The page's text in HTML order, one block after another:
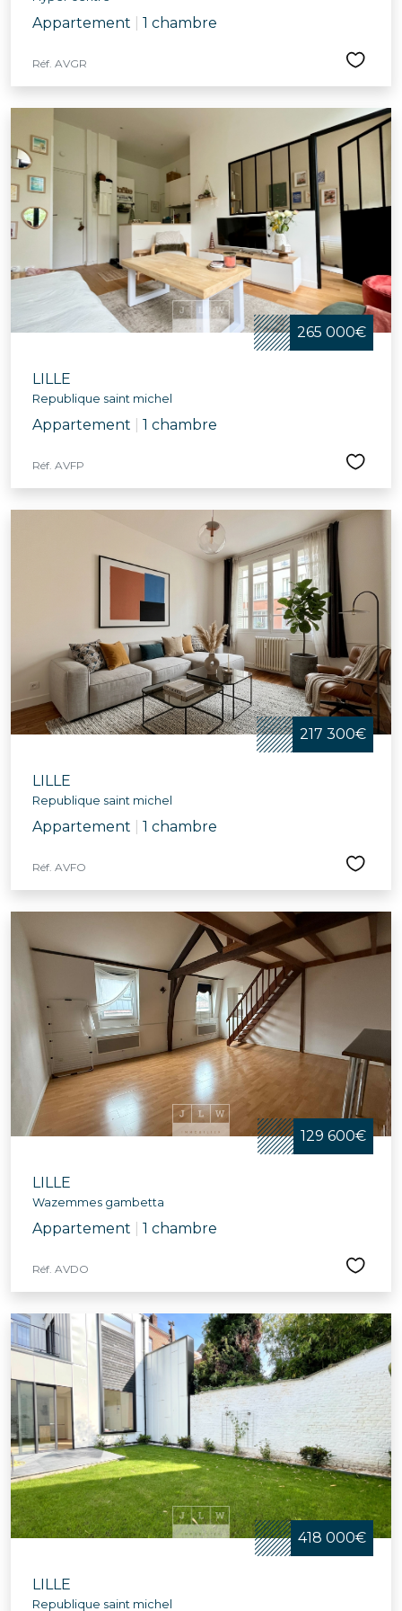
Appartement 1 chambre
Réf. AVGR
265 000€
LILLE
Republique saint michel
Appartement 1 chambre
Réf. AVFP
217 300€
LILLE
Republique saint michel
Appartement 1 chambre
Réf. AVFO
129 600€
LILLE
Wazemmes gambetta
Appartement 1 chambre
Réf. AVDO
418 000€
LILLE
Republique saint michel